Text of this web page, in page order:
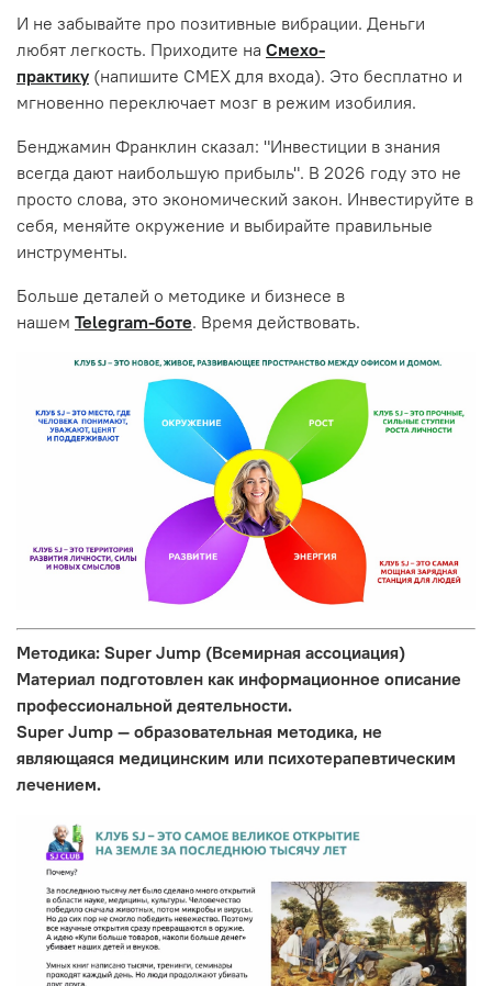
И не забывайте про позитивные вибрации. Деньги
любят легкость. Приходите на Смехо-
практику (напишите СМЕХ для входа). Это бесплатно и
мгновенно переключает мозг в режим изобилия.
Бенджамин Франклин сказал: "Инвестиции в знания
всегда дают наибольшую прибыль". В 2026 году это не
просто слова, это экономический закон. Инвестируйте в
себя, меняйте окружение и выбирайте правильные
инструменты.
Больше деталей о методике и бизнесе в
нашем Telegram-боте. Время действовать.
Методика: Super Jump (Всемирная ассоциация)
Материал подготовлен как информационное описание
профессиональной деятельности.
Super Jump — образовательная методика, не
являющаяся медицинским или психотерапевтическим
лечением.